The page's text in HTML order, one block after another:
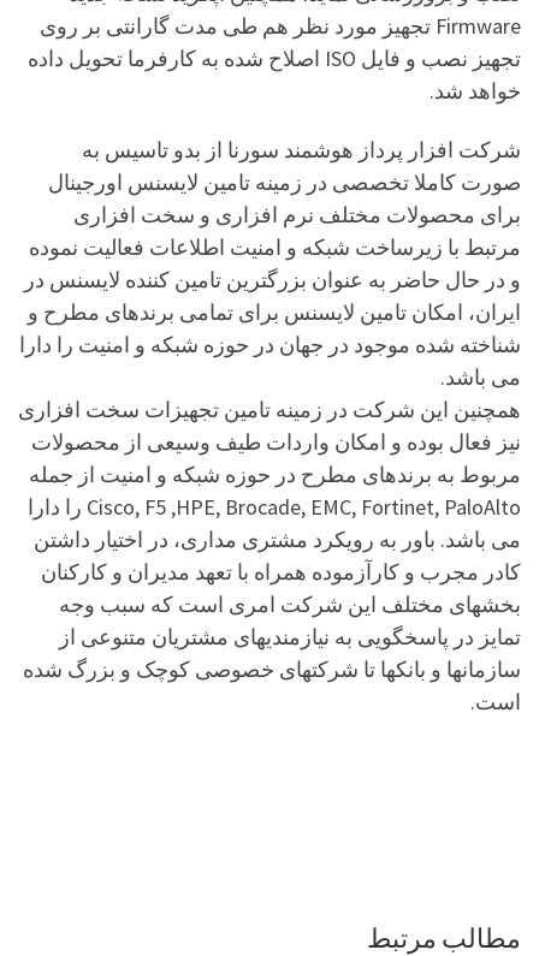
Firmware تجهیز مورد نظر هم طی مدت گارانتی بر روی
تجهیز نصب و فایل ISO اصلاح شده به کارفرما تحویل داده
خواهد شد.
شرکت افزار پرداز هوشمند سورنا از بدو تاسیس به
صورت کاملا تخصصی در زمینه تامین لایسنس اورجینال
برای محصولات مختلف نرم افزاری و سخت افزاری
مرتبط با زیرساخت شبکه و امنیت اطلاعات فعالیت نموده
و در حال حاضر به عنوان بزرگترین تامین کننده لایسنس در
ایران، امکان تامین لایسنس برای تمامی برندهای مطرح و
شناخته شده موجود در جهان در حوزه شبکه و امنیت را دارا
می باشد.
همچنین این شرکت در زمینه تامین تجهیزات سخت افزاری
نیز فعال بوده و امکان واردات طیف وسیعی از محصولات
مربوط به برندهای مطرح در حوزه شبکه و امنیت از جمله
Cisco, F5 ,HPE, Brocade, EMC, Fortinet, PaloAlto را دارا
می باشد. باور به رویکرد مشتری مداری، در اختیار داشتن
کادر مجرب و کارآزموده همراه با تعهد مدیران و کارکنان
بخشهای مختلف این شرکت امری است که سبب وجه
تمایز در پاسخگویی به نیازمندیهای مشتریان متنوعی از
سازمانها و بانکها تا شرکتهای خصوصی کوچک و بزرگ شده
است.
مطالب مرتبط